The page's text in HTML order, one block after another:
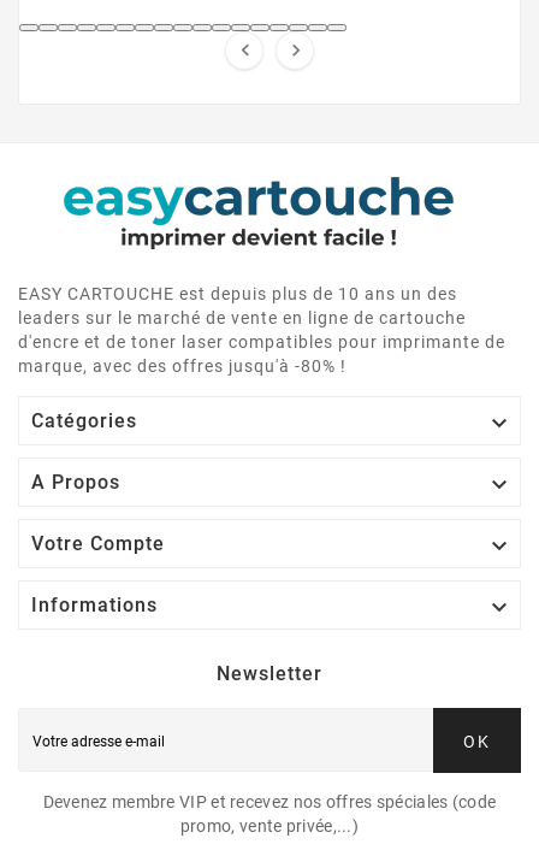
 
EASY CARTOUCHE est depuis plus de 10 ans un des
leaders sur le marché de vente en ligne de cartouche
d'encre et de toner laser compatibles pour imprimante de
marque, avec des offres jusqu'à -80% !
Catégories 
A Propos 
Votre Compte 
Informations 
Newsletter
OK
Devenez membre VIP et recevez nos offres spéciales (code
promo, vente privée,...)